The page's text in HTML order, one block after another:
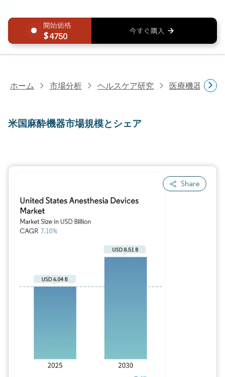
4750
ホーム 市場分析 ヘルスケア研究 医療機器研究
米国麻酔機器市場規模とシェア
Share